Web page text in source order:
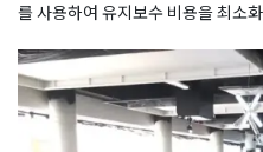
를 사용하여 유지보수 비용을 최소